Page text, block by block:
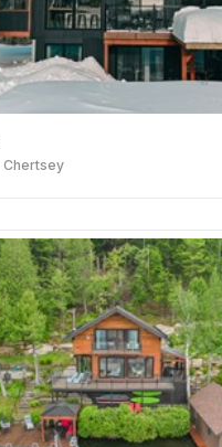
Chertsey